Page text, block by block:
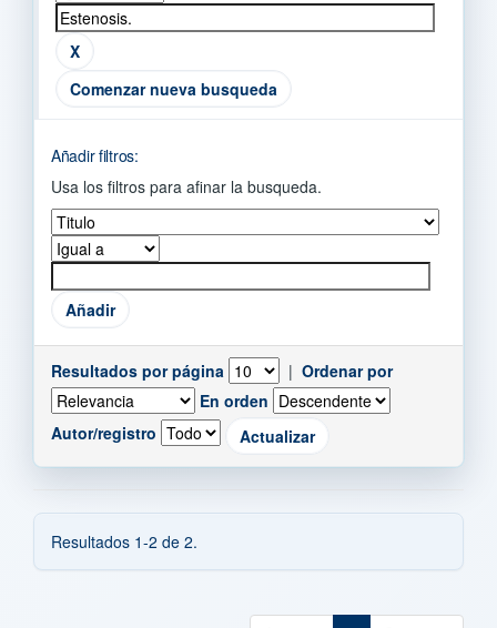
Comenzar nueva busqueda
Añadir filtros:
Usa los filtros para afinar la busqueda.
Resultados por página | Ordenar por
En orden
Autor/registro
Resultados 1-2 de 2.